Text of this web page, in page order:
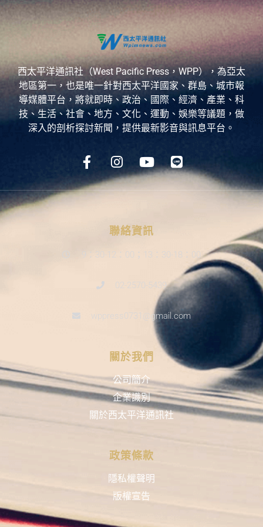
西太平洋通訊社（West Pacific Press，WPP），為亞太
地區第一，也是唯一針對西太平洋國家、群島、城市報
導媒體平台，將就即時、政治、國際、經濟、產業、科
技、生活、社會、地方、文化、運動、娛樂等議題，做
深入的剖析探討新聞，提供最新影音與訊息平台。
聯絡資訊
9：30-12：00；13：30-18：00
02-2570-5439
wppress0731@gmail.com
關於我們
公司簡介
企業識別
關於西太平洋通訊社
政策條款
隱私權聲明
版權宣告